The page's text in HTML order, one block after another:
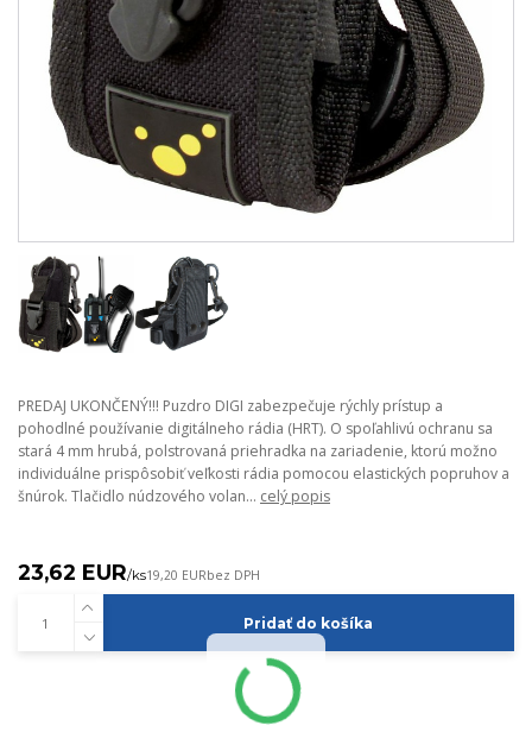
PREDAJ UKONČENÝ!!! Puzdro DIGI zabezpečuje rýchly prístup a
pohodlné používanie digitálneho rádia (HRT). O spoľahlivú ochranu sa
stará 4 mm hrubá, polstrovaná priehradka na zariadenie, ktorú možno
individuálne prispôsobiť veľkosti rádia pomocou elastických popruhov a
šnúrok. Tlačidlo núdzového volan... celý popis
23,62 EUR/ks19,20 EURbez DPH
Pridať do košíka